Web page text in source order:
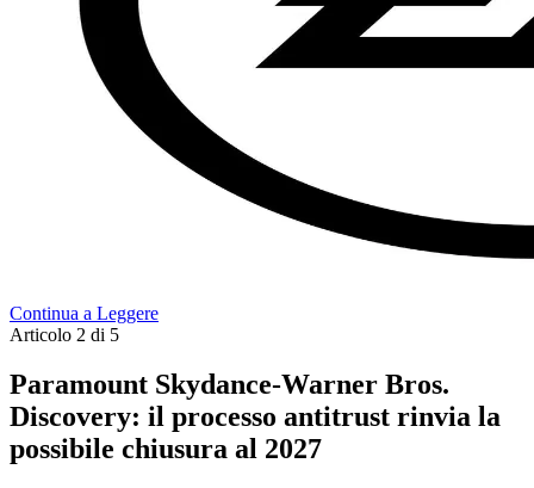
Continua a Leggere
Articolo 2 di 5
Paramount Skydance-Warner Bros.
Discovery: il processo antitrust rinvia la
possibile chiusura al 2027